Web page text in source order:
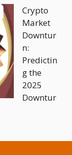
Crypto
Market
Downtur
n:
Predictin
g the
2025
Downtur